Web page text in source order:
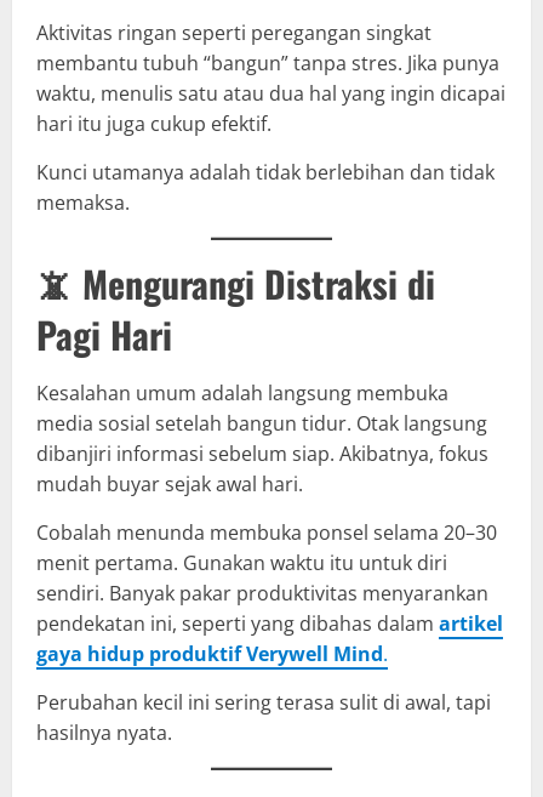
Aktivitas ringan seperti peregangan singkat
membantu tubuh “bangun” tanpa stres. Jika punya
waktu, menulis satu atau dua hal yang ingin dicapai
hari itu juga cukup efektif.
Kunci utamanya adalah tidak berlebihan dan tidak
memaksa.
📵 Mengurangi Distraksi di
Pagi Hari
Kesalahan umum adalah langsung membuka
media sosial setelah bangun tidur. Otak langsung
dibanjiri informasi sebelum siap. Akibatnya, fokus
mudah buyar sejak awal hari.
Cobalah menunda membuka ponsel selama 20–30
menit pertama. Gunakan waktu itu untuk diri
sendiri. Banyak pakar produktivitas menyarankan
pendekatan ini, seperti yang dibahas dalam artikel
gaya hidup produktif Verywell Mind.
Perubahan kecil ini sering terasa sulit di awal, tapi
hasilnya nyata.